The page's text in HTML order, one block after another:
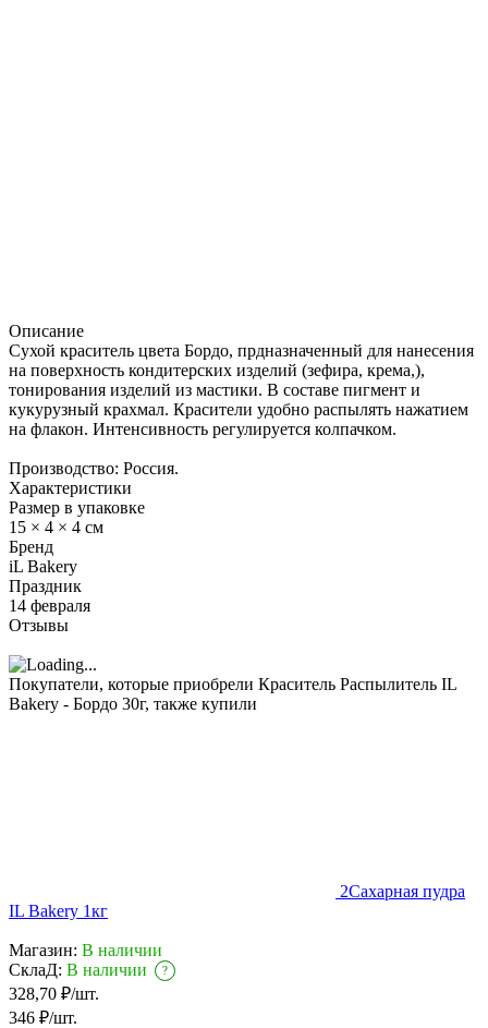
Описание
Сухой краситель цвета Бордо, прдназначенный для нанесения
на поверхность кондитерских изделий (зефира, крема,),
тонирования изделий из мастики. В составе пигмент и
кукурузный крахмал. Красители удобно распылять нажатием
на флакон. Интенсивность регулируется колпачком.
Производство: Россия.
Характеристики
Размер в упаковке
15 × 4 × 4 см
Бренд
iL Bakery
Праздник
14 февраля
Отзывы
Покупатели, которые приобрели Краситель Распылитель IL
Bakery - Бордо 30г, также купили
2Сахарная пудра
IL Bakery 1кг
Магазин: В наличии
СклаД: В наличии ?
328,70 ₽/шт.
346 ₽/шт.